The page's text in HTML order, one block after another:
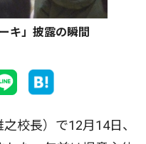
キ」披露の瞬間
校長）で12月14日、